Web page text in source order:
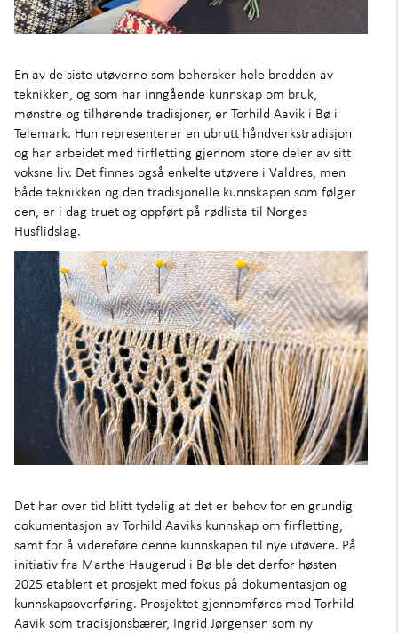
En av de siste utøverne som behersker hele bredden av
teknikken, og som har inngående kunnskap om bruk,
mønstre og tilhørende tradisjoner, er Torhild Aavik i Bø i
Telemark. Hun representerer en ubrutt håndverkstradisjon
og har arbeidet med firfletting gjennom store deler av sitt
voksne liv. Det finnes også enkelte utøvere i Valdres, men
både teknikken og den tradisjonelle kunnskapen som følger
den, er i dag truet og oppført på rødlista til Norges
Husflidslag.
Det har over tid blitt tydelig at det er behov for en grundig
dokumentasjon av Torhild Aaviks kunnskap om firfletting,
samt for å videreføre denne kunnskapen til nye utøvere. På
initiativ fra Marthe Haugerud i Bø ble det derfor høsten
2025 etablert et prosjekt med fokus på dokumentasjon og
kunnskapsoverføring. Prosjektet gjennomføres med Torhild
Aavik som tradisjonsbærer, Ingrid Jørgensen som ny